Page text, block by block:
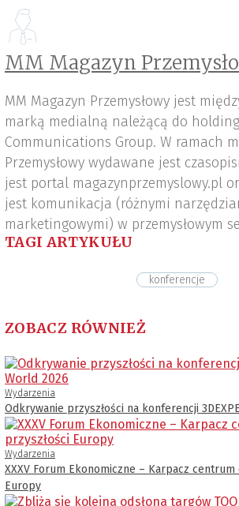
MM Magazyn
MM Magazyn Przemysłowy jest
marką medialną należącą do
Communications Group. W ramach
Przemysłowy wydawane jest
jest portal magazynprzemyslowy.pl
jest komunikacja (różnymi
marketingowymi) w przemysłowym
TAGI ARTYKUŁU
konferencje
ZOBACZ RÓWNIEŻ
Wydarzenia
Odkrywanie przyszłości na konferencji
Wydarzenia
XXXV Forum Ekonomiczne – Karpacz
Europy